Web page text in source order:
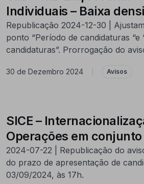
Individuais – Baixa
Republicação 2024-12-30 |
ponto “Período de candidaturas “e
candidaturas”. Prorrogação do
30 de Dezembro 2024 Avisos
SICE –
Operações em conjunto
2024-07-22 | Republicação do
do prazo de apresentação de
03/09/2024, às 17h.